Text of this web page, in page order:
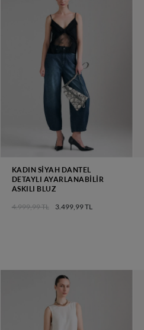
KADIN SIYAH DANTEL
DETAYLI AYARLANABILIR
ASKILI BLUZ
4.999,99 TL 3.499,99 TL